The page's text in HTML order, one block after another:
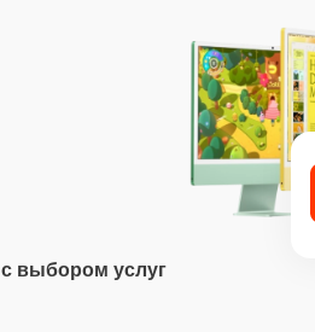
выбором услуг